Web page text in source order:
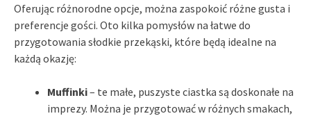
Oferując różnorodne opcje, można zaspokoić różne gusta i
preferencje gości. Oto kilka pomysłów na łatwe do
przygotowania słodkie przekąski, które będą idealne na
każdą okazję:
Muffinki– te małe, puszyste ciastka są doskonałe na
imprezy. Można je przygotować w różnych smakach,